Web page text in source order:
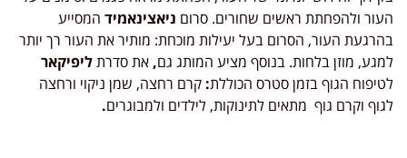
העור ולהפחתת ראשים שחורים. סרום ניאצינאמיד המסייע
בהרגעת העור, הסרום בעל יעילות מוכחת: מותיר את העור רך יותר
למגע, מוזן בלחות. בנוסף מציע המותג גם, את סדרתליפיקאר
לטיפוח הגוף בזמן סטרס הכוללת: קרם רחצה, שמן ניקוי ורחצה
לגוף וקרם גוף מתאים לתינוקות, לילדים ולמבוגרים.